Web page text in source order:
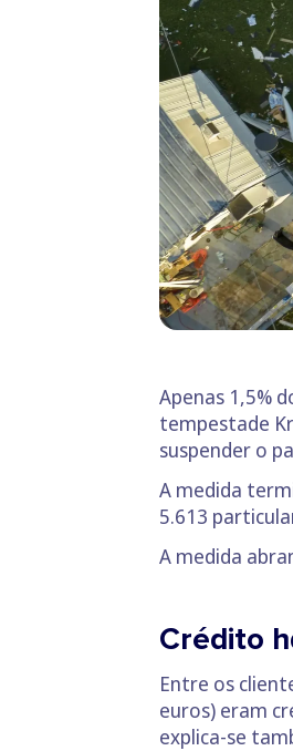
Apenas 1,5%
tempestade
suspender o
A medida
5.613
A medida
Crédito
Entre os
euros) eram
explica-se